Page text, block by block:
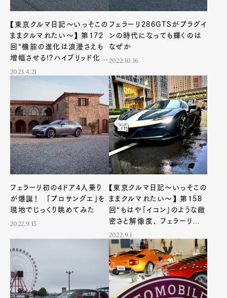
【東京クルマ日記〜いっそこの
ままクルマれたい〜】 第172
回“機能の進化は浪漫さえも
増幅させる!?ハイブリッド化が
もたらす、もうひとつのステー
2023.4.21
フェラーリ286GTSがプラグイ
ンの時代になっても輝くのは
なぜか
2022.10.16
フェラーリ初の4ドア4人乗り
が爆誕！ 「プロサングエ」を
現地でじっくり眺めてみた
2022.9.15
【東京クルマ日記〜いっそこの
ままクルマれたい〜】 第158
回“もはや「イコン」のような緻
密さと解像度、 フェラーリ創
設 90 周年の旗艦車種に乗
る”
2022.9.1